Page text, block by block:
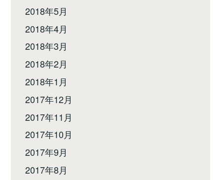
2018年5月
2018年4月
2018年3月
2018年2月
2018年1月
2017年12月
2017年11月
2017年10月
2017年9月
2017年8月